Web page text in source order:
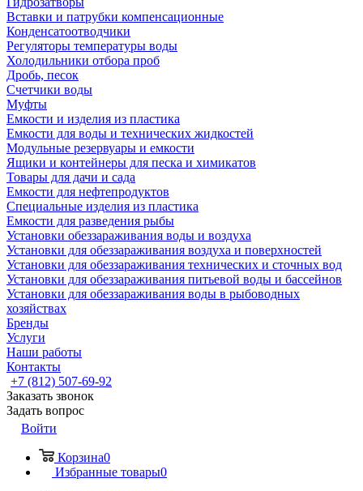
Вставки и патрубки компенсационные
Конденсатоотводчики
Регуляторы температуры воды
Холодильники отбора проб
Дробь, песок
Счетчики воды
Муфты
Емкости и изделия из пластика
Емкости для воды и технических жидкостей
Модульные резервуары и емкости
Ящики и контейнеры для песка и химикатов
Товары для дачи и сада
Емкости для нефтепродуктов
Специальные изделия из пластика
Емкости для разведения рыбы
Установки обеззараживания воды и воздуха
Установки для обеззараживания воздуха и поверхностей
Установки для обеззараживания технических и сточных вод
Установки для обеззараживания питьевой воды и бассейнов
Установки для обеззараживания воды в рыбоводных
хозяйствах
Бренды
Услуги
Наши работы
Контакты
+7 (812) 507-69-92
Заказать звонок
Задать вопрос
Войти
Корзина0
Избранные товары0